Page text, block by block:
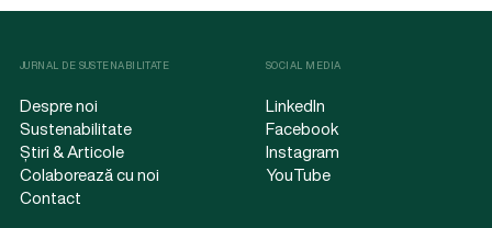
JURNAL DE SUSTENABILITATE
Despre noi
Sustenabilitate
Știri & Articole
Colaborează cu noi
Contact
SOCIAL MEDIA
LinkedIn
Facebook
Instagram
YouTube